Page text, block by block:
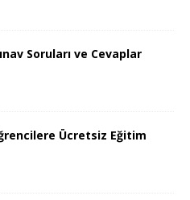
Soruları ve Cevaplar
Ücretsiz Eğitim